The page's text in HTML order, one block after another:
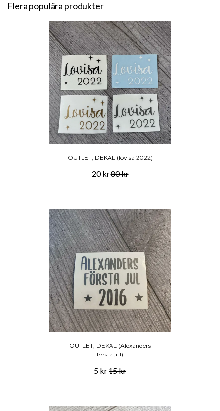
Flera populära produkter
OUTLET, DEKAL (lovisa 2022)
20 kr80 kr
OUTLET, DEKAL (Alexanders
första jul)
5 kr15 kr